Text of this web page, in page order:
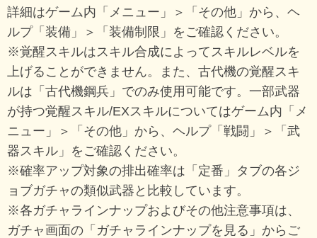
詳細はゲーム内「メニュー」＞「その他」から、ヘ
ルプ「装備」＞「装備制限」をご確認ください。
※覚醒スキルはスキル合成によってスキルレベルを
上げることができません。また、古代機の覚醒スキ
ルは「古代機鋼兵」でのみ使用可能です。一部武器
が持つ覚醒スキル/EXスキルについてはゲーム内「メ
ニュー」＞「その他」から、ヘルプ「戦闘」＞「武
器スキル」をご確認ください。
※確率アップ対象の排出確率は「定番」タブの各ジ
ョブガチャの類似武器と比較しています。
※各ガチャラインナップおよびその他注意事項は、
ガチャ画面の「ガチャラインナップを見る」からご